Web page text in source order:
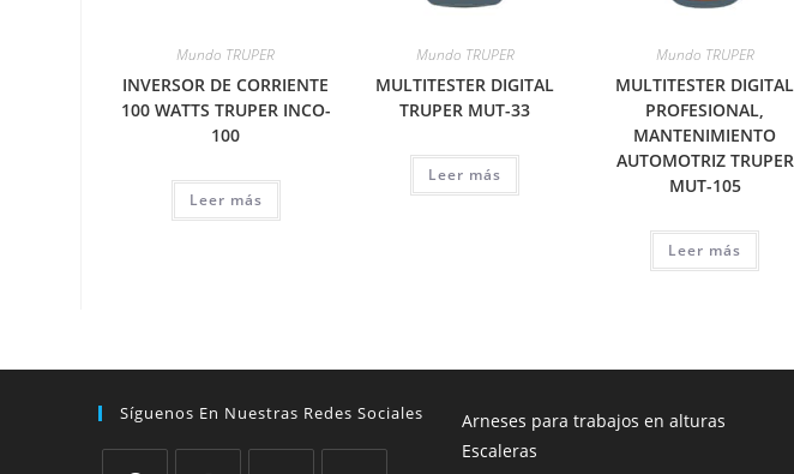
Mundo TRUPER
INVERSOR DE CORRIENTE
100 WATTS TRUPER INCO-
100
Leer más
Mundo TRUPER
MULTITESTER DIGITAL
TRUPER MUT-33
Leer más
Mundo TRUPER
MULTITESTER DIGITAL
PROFESIONAL,
MANTENIMIENTO
AUTOMOTRIZ TRUPER
MUT-105
Leer más
Síguenos En Nuestras Redes Sociales
Arneses para trabajos en alturas
Escaleras